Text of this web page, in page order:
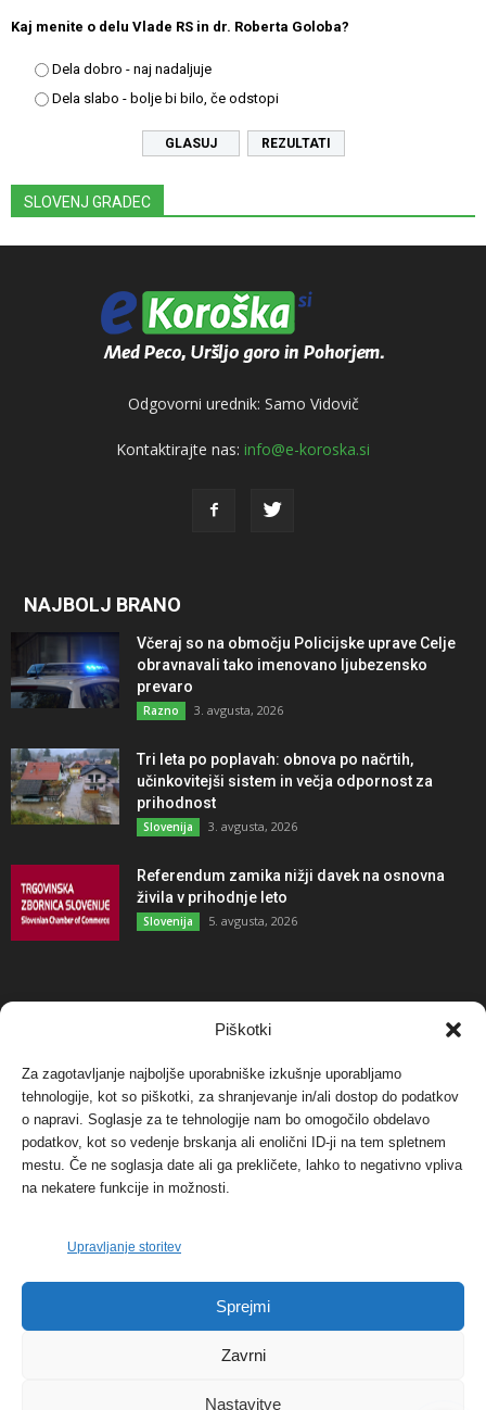
Piškotki
Za zagotavljanje najboljše uporabniške izkušnje uporabljamo
tehnologije, kot so piškotki, za shranjevanje in/ali dostop do podatkov
o napravi. Soglasje za te tehnologije nam bo omogočilo obdelavo
podatkov, kot so vedenje brskanja ali enolični ID-ji na tem spletnem
mestu. Če ne soglasja date ali ga prekličete, lahko to negativno vpliva
na nekatere funkcije in možnosti.
Upravljanje storitev
Sprejmi
Zavrni
Nastavitve
Kaj menite o delu Vlade RS in dr. Roberta Goloba?
Dela dobro - naj nadaljuje
Dela slabo - bolje bi bilo, če odstopi
REZULTATI
SLOVENJ GRADEC
Odgovorni urednik: Samo Vidovič
Kontaktirajte nas: info@e-koroska.si
NAJBOLJ BRANO
Včeraj so na območju Policijske uprave Celje
obravnavali tako imenovano ljubezensko
prevaro
Razno 3. avgusta, 2026
Tri leta po poplavah: obnova po načrtih,
učinkovitejši sistem in večja odpornost za
prihodnost
Slovenija 3. avgusta, 2026
Referendum zamika nižji davek na osnovna
živila v prihodnje leto
Slovenija 5. avgusta, 2026
NAJBOLJ KOMENTIRANO
Protest proti vetrnim elektrarnam na Ojstrici, v
svetu pa vedno bolj...
Dogodki 12. maja, 2017
Tožilstvo v Celovcu v korist elektrarnam
Verbund
FOTO: Razstava cvetličarskega mojstra Andreja
Dogodki 27. novembra, 2017